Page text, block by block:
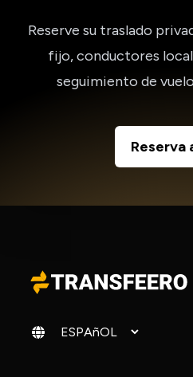
Reserve su traslado
fijo, conductores
seguimiento de
Reserva
Cambiar idioma